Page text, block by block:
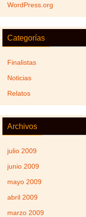
WordPress.org
Categorías
Finalistas
Noticias
Relatos
Archivos
julio 2009
junio 2009
mayo 2009
abril 2009
marzo 2009